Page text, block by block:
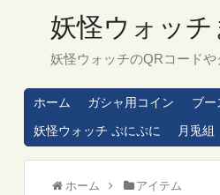
妖怪ウォッチ
妖怪ウォッチのQRコードや
ホーム ガシャ用コイン ブー
妖怪ウォッチ ぷにぷに
月兎
ホーム アイテム